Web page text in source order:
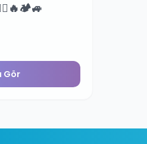
Gör